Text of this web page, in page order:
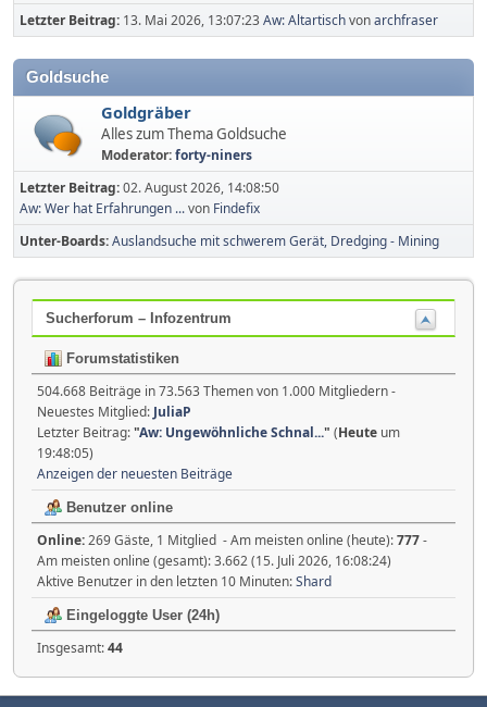
Letzter Beitrag: 13. Mai 2026, 13:07:23Aw: Altartischvonarchfraser
Goldsuche
Goldgräber
Alles zum Thema Goldsuche
Moderator:forty-niners
Letzter Beitrag:02. August 2026, 14:08:50
Aw: Wer hat Erfahrungen ...von Findefix
Unter-Boards Auslandsuche mit schwerem Gerät, Dredging - Mining
Sucherforum – Infozentrum
Forumstatistiken
504.668 Beiträge in 73.563 Themen von 1.000 Mitgliedern -
Neuestes Mitglied: JuliaP
Letzter Beitrag:"Aw: Ungewöhnliche Schnal..." (Heute um
19:48:05)
Anzeigen der neuesten Beiträge
Benutzer online
Online:269 Gäste, 1 Mitglied - Am meisten online (heute):777-
Am meisten online (gesamt): 3.662 (15. Juli 2026, 16:08:24)
Aktive Benutzer in den letzten 10 Minuten:Shard
Eingeloggte User (24h)
Insgesamt:44